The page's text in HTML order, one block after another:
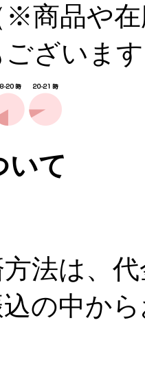
※商品や
ざいま
いて
法は、
の中か